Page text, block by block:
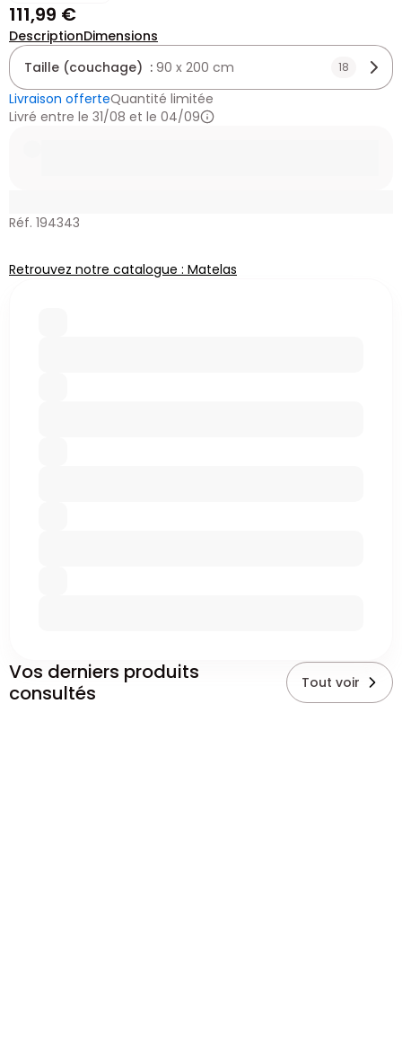
111,99 €
DescriptionDimensions
Taille (couchage) : 90 x 200 cm 18
Livraison offerteQuantité limitée
Livré entre le 31/08 et le 04/09
Réf. 194343
Retrouvez notre catalogue : Matelas
Vos derniers produits
consultés
Tout voir